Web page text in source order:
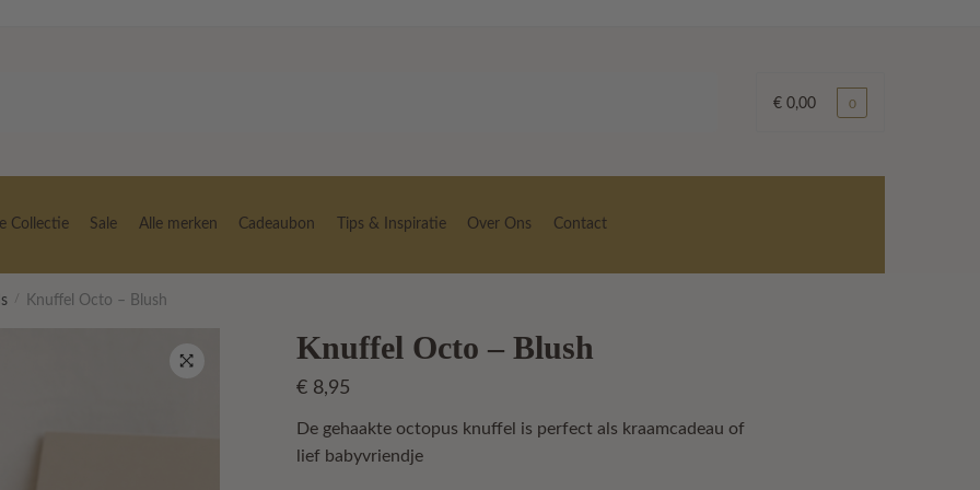
€0,00 0
Collectie Sale Alle merken Cadeaubon Tips & Inspiratie Over Ons Contact
/ Knuffel Octo – Blush
Knuffel Octo – Blush
€8,95
De gehaakte octopus knuffel is perfect als kraamcadeau of
lief babyvriendje